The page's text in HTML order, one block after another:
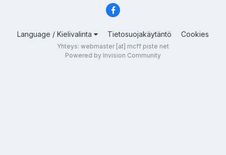
Language / Kielivalinta Tietosuojakäytäntö Cookies
Yhteys: webmaster [at] mcff piste net
Powered by Invision Community